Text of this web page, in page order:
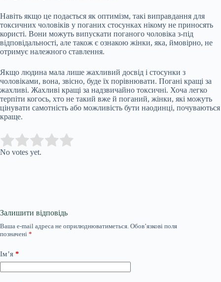
Навіть якщо це подається як оптимізм, такі виправдання для
токсичних чоловіків у поганих стосунках нікому не приносять
користі. Вони можуть випускати поганого чоловіка з-під
відповідальності, але також є ознакою жінки, яка, ймовірно, не
отримує належного ставлення.
Якщо людина мала лише жахливий досвід і стосунки з
чоловіками, вона, звісно, буде їх порівнювати. Погані кращі за
жахливі. Жахливі кращі за надзвичайно токсичні. Хоча легко
терпіти когось, хто не такий вже й поганий, жінки, які можуть
цінувати самотність або можливість бути наодинці, почуваються
краще.
Rate this item:
No votes yet.
Залишити відповідь
Ваша e-mail адреса не оприлюднюватиметься. Обов’язкові поля
позначені *
Ім’я *